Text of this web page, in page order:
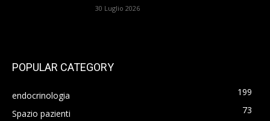
30 Luglio 2026
POPULAR CATEGORY
endocrinologia
199
Spazio pazienti
73